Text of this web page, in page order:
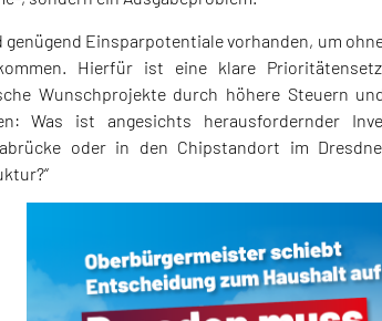
Einsparpotentiale vorhanden, um
Hierfür ist eine klare
Wunschprojekte durch höhere Steuern
Was ist angesichts herausfordernder
oder in den Chipstandort im